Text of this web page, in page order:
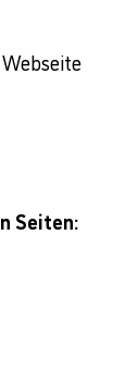
Seiten: